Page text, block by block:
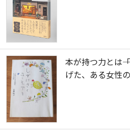
本が持つ力とは
げた、ある女性